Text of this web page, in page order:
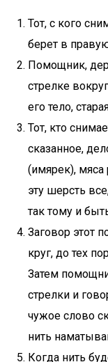
Тот, с кого
берет в
Помощник,
стрелке
его тело,
Тот, кто
сказанное,
(имярек),
эту шерсть
так тому и
Заговор этот
круг, до тех
Затем
стрелки и
чужое слово
нить
Когда нить